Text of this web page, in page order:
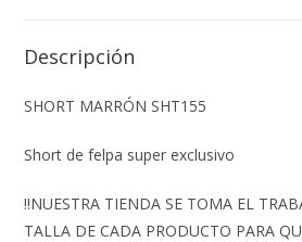
Descripción
SHORT MARRÓN SHT155
Short de felpa super exclusivo
‼️NUESTRA TIENDA SE TOMA EL
TALLA DE CADA PRODUCTO PARA